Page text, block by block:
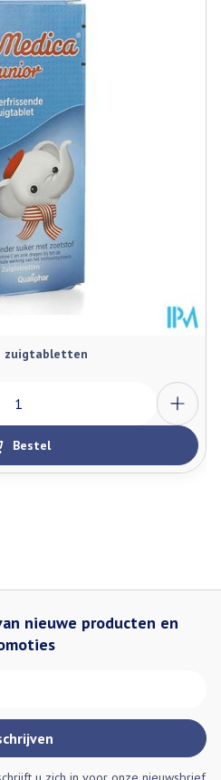
mm
(15°C -
zuigtabletten
Bestel
nieuwe producten en